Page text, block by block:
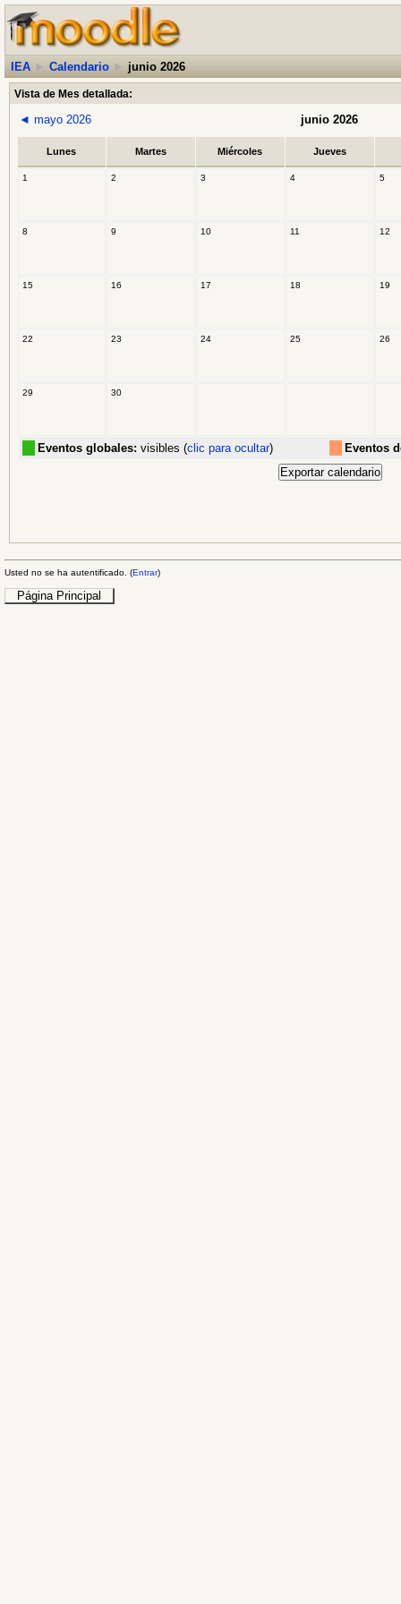
IEA ► Calendario ► junio 2026
Vista de Mes detallada:
◄ mayo 2026 junio 2026
Lunes Martes Miércoles Jueves
1 2 3 4 5
8 9 10 11 12
15 16 17 18 19
22 23 24 25 26
29 30
Eventos globales: visibles (clic para ocultar) Eventos
Usted no se ha autentificado. (Entrar)
Página Principal